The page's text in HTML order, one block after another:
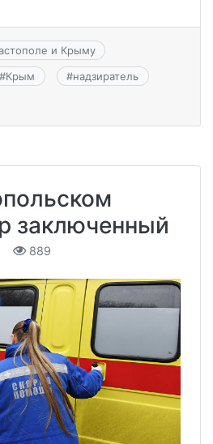
и Крыму
#Крым #надзиратель
заключенный
889